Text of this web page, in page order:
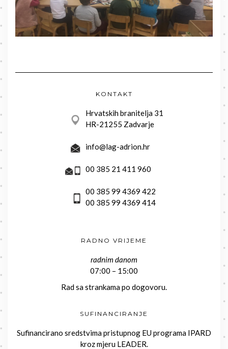
KONTAKT
Hrvatskih branitelja 31
HR-21255 Zadvarje
info@lag-adrion.hr
00 385 21 411 960
00 385 99 4369 422
00 385 99 4369 414
RADNO VRIJEME
radnim danom
07:00 – 15:00
Rad sa strankama po dogovoru.
SUFINANCIRANJE
Sufinancirano sredstvima pristupnog EU programa IPARD
kroz mjeru LEADER.